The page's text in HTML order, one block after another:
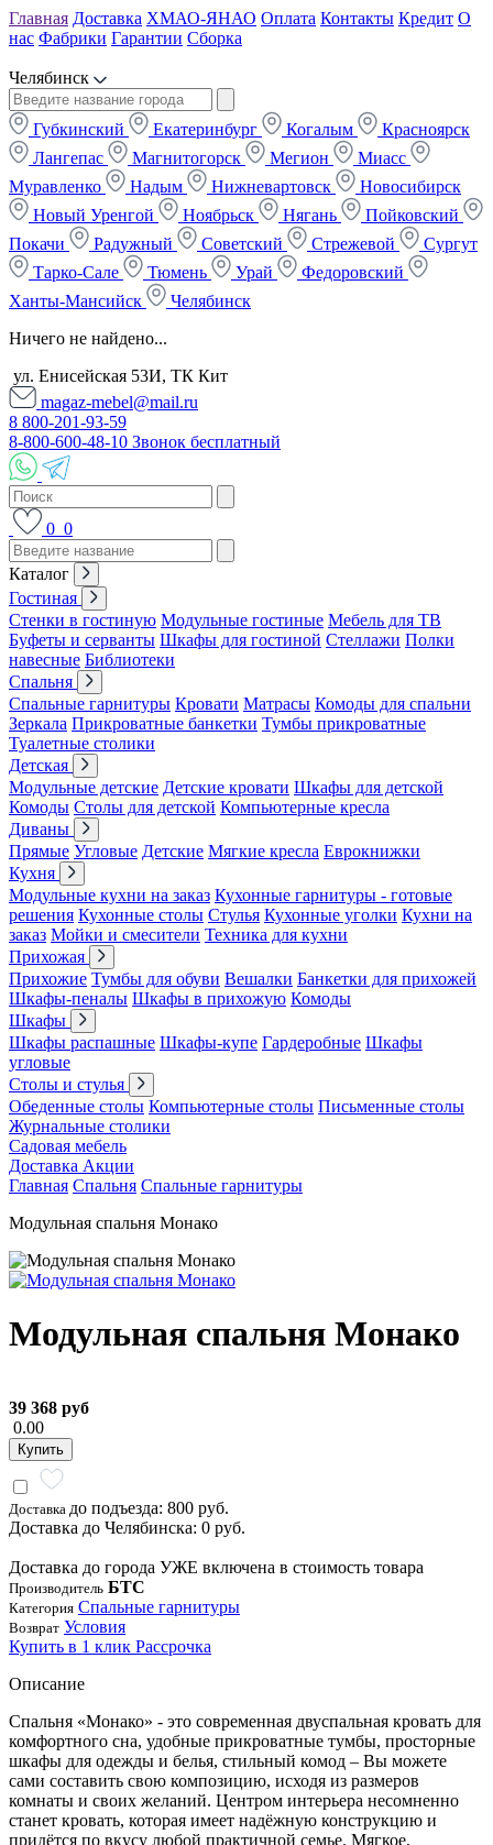
Главная Доставка ХМАО-ЯНАО Оплата Контакты Кредит О
нас Фабрики Гарантии Сборка
Челябинск
Губкинский Екатеринбург Когалым
Красноярск
Лангепас
Магнитогорск Мегион
Миасс
Муравленко
Надым Нижневартовск
Новосибирск
Новый Уренгой
Ноябрьск Нягань
Пойковский
Покачи
Радужный Советский Стрежевой
Сургут
Тарко-Сале
Тюмень Урай
Федоровский
Ханты-Мансийск
Челябинск
Ничего не найдено...
ул. Енисейская 53И, ТК Кит
magaz-mebel@mail.ru
8 800-201-93-59
8-800-600-48-10 Звонок бесплатный
0 0
Каталог
Гостиная
Стенки в гостиную Модульные гостиные Мебель для ТВ
Буфеты и серванты Шкафы для гостиной Стеллажи Полки
навесные Библиотеки
Спальня
Спальные гарнитуры Кровати Матрасы Комоды для спальни
Зеркала Прикроватные банкетки Тумбы прикроватные
Туалетные столики
Детская
Модульные детские Детские кровати Шкафы для детской
Комоды Столы для детской Компьютерные кресла
Диваны
Прямые Угловые Детские Мягкие кресла Еврокнижки
Кухня
Модульные кухни на заказ Кухонные гарнитуры - готовые
решения Кухонные столы Стулья Кухонные уголки Кухни на
заказ Мойки и смесители Техника для кухни
Прихожая
Прихожие Тумбы для обуви Вешалки Банкетки для прихожей
Шкафы-пеналы Шкафы в прихожую Комоды
Шкафы
Шкафы распашные Шкафы-купе Гардеробные Шкафы
угловые
Столы и стулья
Обеденные столы Компьютерные столы Письменные столы
Журнальные столики
Садовая мебель
Доставка Акции
Главная Спальня Спальные гарнитуры
Модульная спальня Монако
Модульная спальня Монако
39 368 руб
0.00
Купить
Доставка до подъезда: 800 руб.
Доставка до Челябинска: 0 руб.
Доставка до города УЖЕ включена в стоимость товара
Производитель БТС
Категория Спальные гарнитуры
Возврат Условия
Купить в 1 клик Рассрочка
Описание
Спальня «Монако» - это современная двуспальная кровать для
комфортного сна, удобные прикроватные тумбы, просторные
шкафы для одежды и белья, стильный комод – Вы можете
сами составить свою композицию, исходя из размеров
комнаты и своих желаний. Центром интерьера несомненно
станет кровать, которая имеет надёжную конструкцию и
придётся по вкусу любой практичной семье. Мягкое,